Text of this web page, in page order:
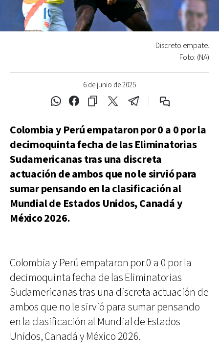
6 de junio de 2025
Discreto empate.
Foto: (NA)
Colombia y Perú empataron por 0 a 0 por la
decimoquinta fecha de las Eliminatorias
Sudamericanas tras una discreta
actuación de ambos que no le sirvió para
sumar pensando en la clasificación al
Mundial de Estados Unidos, Canadá y
México 2026.
Colombia y Perú empataron por 0 a 0 por la
decimoquinta fecha de las Eliminatorias
Sudamericanas tras una discreta actuación de
ambos que no le sirvió para sumar pensando
en la clasificación al Mundial de Estados
Unidos, Canadá y México 2026.